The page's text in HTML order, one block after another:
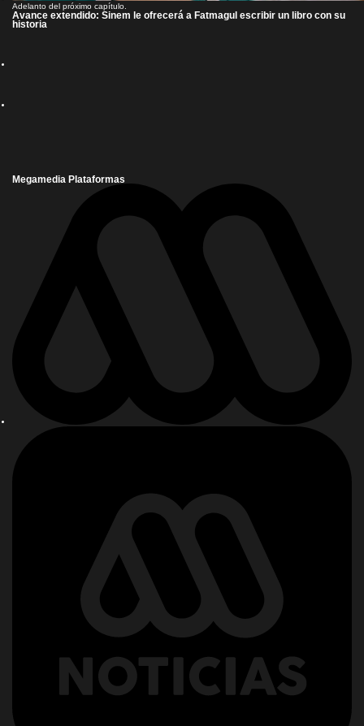
Adelanto del próximo capítulo.
Avance extendido: Sinem le ofrecerá a Fatmagul escribir un libro con su
historia
Megamedia Plataformas